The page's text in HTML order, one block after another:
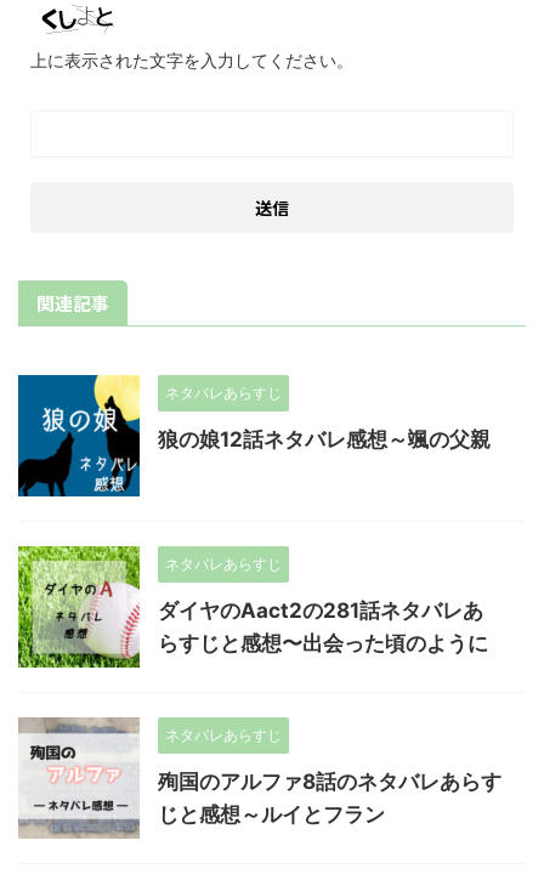
上に表示された文字を入力してください。
関連記事
ネタバレあらすじ
狼の娘12話ネタバレ感想～颯の父親
ネタバレあらすじ
ダイヤのAact2の281話ネタバレあ
らすじと感想〜出会った頃のように
ネタバレあらすじ
殉国のアルファ8話のネタバレあらす
じと感想～ルイとフラン